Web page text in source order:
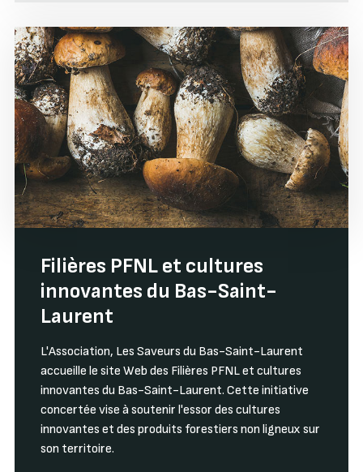
Filières PFNL et cultures
innovantes du Bas-Saint-
Laurent
L'Association, Les Saveurs du Bas-Saint-Laurent
accueille le site Web des Filières PFNL et cultures
innovantes du Bas-Saint-Laurent. Cette initiative
concertée vise à soutenir l'essor des cultures
innovantes et des produits forestiers non ligneux sur
son territoire.